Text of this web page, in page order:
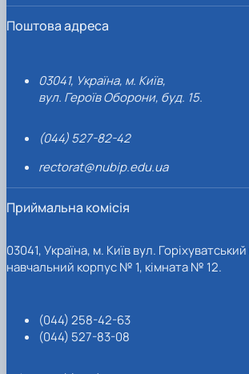
Поштова адреса
03041, Україна, м. Київ,
вул. Героїв Оборони, буд. 15.
(044) 527-82-42
rectorat@nubip.edu.ua
Приймальна комісія
03041, Україна, м. Київ вул.
навчальний корпус № 1, кімната № 12.
(044) 258-42-63
(044) 527-83-08